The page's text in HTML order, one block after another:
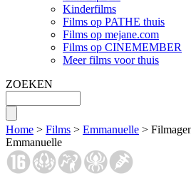
Kinderfilms
Films op PATHE thuis
Films op mejane.com
Films op CINEMEMBER
Meer films voor thuis
ZOEKEN
Home > Films > Emmanuelle >
Emmanuelle